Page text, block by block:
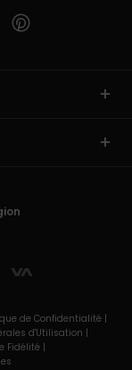
de Confidentialité |
d'Utilisation |
Fidélité |